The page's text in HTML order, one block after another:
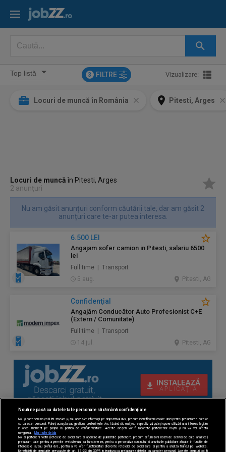
3 FILTRE Vizualizare:
Locuri de muncă în România Pitesti, Arges
Locuri de muncăîn Pitesti, Arges
2 anunțuri
Nu am găsit anunțuri conform căutării tale, dar am găsit 2
anunțuri care te-ar putea interesa.
6.500 LEI
Angajam sofer camion in Pitesti, salariu 6500
lei
Full time | Transport
5 aug.
Pitesti, AG
Confidenţial
Angajăm Conducător Auto Profesionist C+E
(Extern / Comunitate)
Full time | Transport
14 jul.
Pitesti, AG
Nouă ne pasă ca datele tale personale să rămână confidențiale
Noi și partenerii noștri 589 stocăm și/sau accesăm informații pe dispozitivul dvs., precum identificatorii cookie unici pentru prelucrarea datelor
cu caracter personal. Puteți accepta sau gestiona preferințele dvs. făcând clic mai jos, respectiv vă puteți opune utilizării unui interes legitim
în orice moment pe pagina cu politica de confidențialitate. Aceste alegeri vor fi raportate partenerilor noștri și nu vă vor afecta
navigarea.
Mai multe detalii
Noi si partenerii nostri (retelele de socializare si agentiile de publicitate partenere, precum si furnizorii nostri de servicii de date analitice)
prelucram date pentru a permite website-ului sa functioneze, pentru a personaliza continutul si anunturile publicitare afisate in functie de
interesele si/sau profilul dvs., pentru a va oferi functionalitati aferente retelelor de socializare si pentru a analiza traficul pe website.
Beneficiati de drepturile prevazute de art. 15-22 din GDPR in legatura cu prelucrarea datelor cu caracter personal. Aceste drepturi pot fi